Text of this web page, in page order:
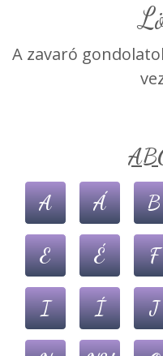
A zavaró
A Á B
E É F
I Í J